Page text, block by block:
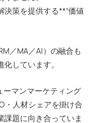
決策を提供する**“価値
／MA／AI）の融合も
しています。
マンマーケティング
・人材シェアを掛け合
課題に向き合っていま